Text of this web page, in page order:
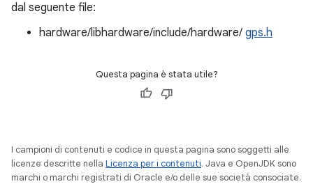
dal seguente file:
hardware/libhardware/include/hardware/ gps.h
Questa pagina è stata utile?
I campioni di contenuti e codice in questa pagina sono soggetti alle
licenze descritte nella Licenza per i contenuti. Java e OpenJDK sono
marchi o marchi registrati di Oracle e/o delle sue società consociate.